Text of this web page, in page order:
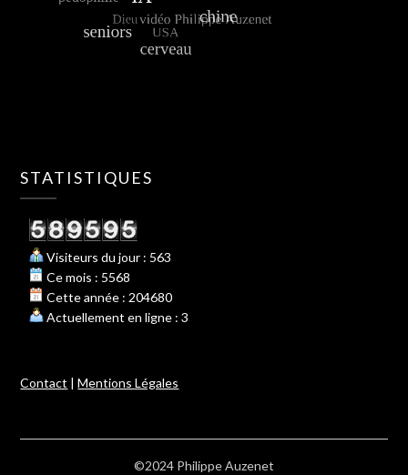
STATISTIQUES
Visiteurs du jour : 563
Ce mois : 5568
Cette année : 204680
Actuellement en ligne : 3
Contact |Mentions Légales
©2024 Philippe Auzenet